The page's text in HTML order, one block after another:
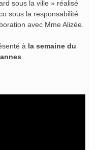
sous la ville » réalisé
sous la responsabilité
avec Mme Alizée.
à la semaine du
.